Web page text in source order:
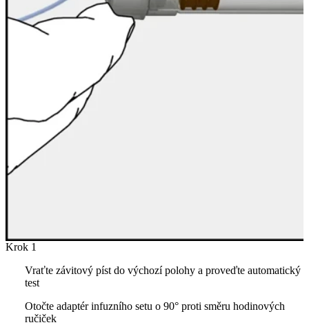
Krok 1
Vraťte závitový píst do výchozí polohy a proveďte automatický
test
Otočte adaptér infuzního setu o 90° proti směru hodinových
ručiček